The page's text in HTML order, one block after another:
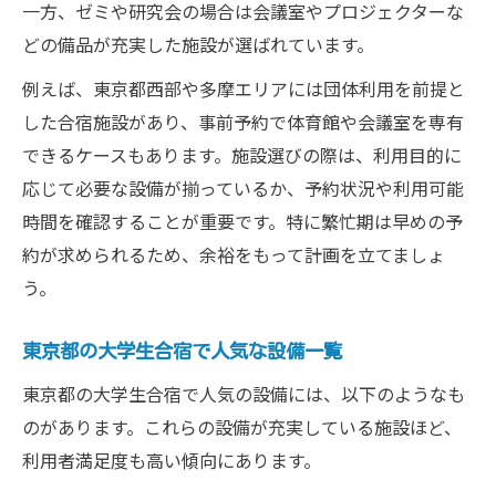
一方、ゼミや研究会の場合は会議室やプロジェクターな
どの備品が充実した施設が選ばれています。
例えば、東京都西部や多摩エリアには団体利用を前提と
した合宿施設があり、事前予約で体育館や会議室を専有
できるケースもあります。施設選びの際は、利用目的に
応じて必要な設備が揃っているか、予約状況や利用可能
時間を確認することが重要です。特に繁忙期は早めの予
約が求められるため、余裕をもって計画を立てましょ
う。
東京都の大学生合宿で人気な設備一覧
東京都の大学生合宿で人気の設備には、以下のようなも
のがあります。これらの設備が充実している施設ほど、
利用者満足度も高い傾向にあります。